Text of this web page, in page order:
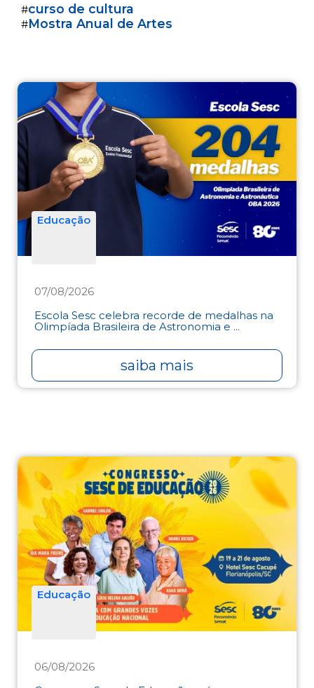
#curso de cultura
#Mostra Anual de Artes
Educação
07/08/2026
Escola Sesc celebra recorde de medalhas na
Olimpíada Brasileira de Astronomia e ...
saiba mais
Educação
06/08/2026